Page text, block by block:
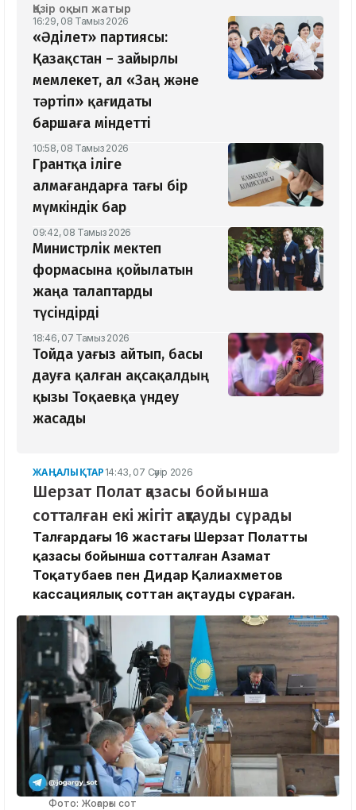
Қазір оқып жатыр
16:29, 08 Тамыз 2026
«Әділет» партиясы:
Қазақстан – зайырлы
мемлекет, ал «Заң және
тәртіп» қағидаты
баршаға міндетті
10:58, 08 Тамыз 2026
Грантқа іліге
алмағандарға тағы бір
мүмкіндік бар
09:42, 08 Тамыз 2026
Министрлік мектеп
формасына қойылатын
жаңа талаптарды
түсіндірді
18:46, 07 Тамыз 2026
Тойда уағыз айтып, басы
дауға қалған ақсақалдың
қызы Тоқаевқа үндеу
жасады
ЖАҢАЛЫҚТАР 14:43, 07 Сәуір 2026
Шерзат Полат қазасы бойынша
сотталған екі жігіт ақтауды сұрады
Талғардағы 16 жастағы Шерзат Полаттың
қазасы бойынша сотталған Азамат
Тоқатубаев пен Дидар Қалиахметов
кассациялық соттан ақтауды сұраған.
Фото: Жоғарғы сот